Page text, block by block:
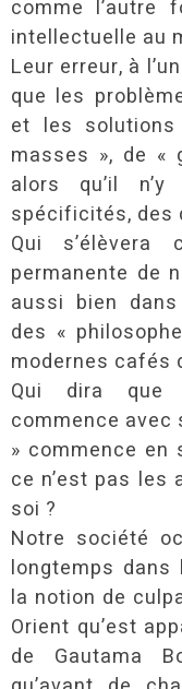
comme l’autre
intellectuelle au
Leur erreur, à
que les
et les
masses », de «
alors qu’il
spécificités, des
Qui s’élèvera
permanente de
aussi bien
des «
modernes cafés
Qui dira que
commence avec
» commence en
ce n’est pas les
soi ?
Notre société
longtemps
la notion de
Orient qu’est
de Gautama